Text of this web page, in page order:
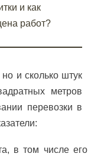
и как
работ?
и сколько штук
метров
перевозки в
в том числе его